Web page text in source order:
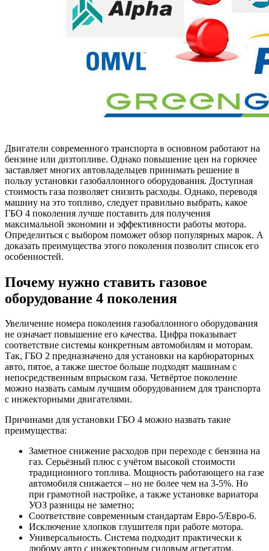
Двигатели современного транспорта в основном работают на
бензине или дизтопливе. Однако повышение цен на горючее
заставляет многих автовладельцев принимать решение в
пользу установки газобаллонного оборудования. Доступная
стоимость газа позволяет снизить расходы. Однако, переводя
машину на это топливо, следует правильно выбрать, какое
ГБО 4 поколения лучше поставить для получения
максимальной экономии и эффективности работы мотора.
Определиться с выбором поможет обзор популярных марок. А
доказать преимущества этого поколения позволит список его
особенностей.
Почему нужно ставить газовое
оборудование 4 поколения
Увеличение номера поколения газобаллонного оборудования
не означает повышение его качества. Цифра показывает
соответствие системы конкретным автомобилям и моторам.
Так, ГБО 2 предназначено для установки на карбюраторных
авто, пятое, а также шестое больше подходят машинам с
непосредственным впрыском газа. Четвёртое поколение
можно назвать самым лучшим оборудованием для транспорта
с инжекторными двигателями.
Причинами для установки ГБО 4 можно назвать такие
преимущества:
Заметное снижение расходов при переходе с бензина на
газ. Серьёзный плюс с учётом высокой стоимости
традиционного топлива. Мощность работающего на газе
автомобиля снижается – но не более чем на 3-5%. Но
при грамотной настройке, а также установке вариатора
УОЗ разницы не заметно;
Соответствие современным стандартам Евро-5/Евро-6.
Исключение хлопков глушителя при работе мотора.
Универсальность. Система подходит практически к
любому авто с инжекторным силовым агрегатом.